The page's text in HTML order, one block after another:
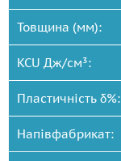
Товщина (мм):
KCU Дж/см³:
Пластичність δ%:
Напівфабрикат: